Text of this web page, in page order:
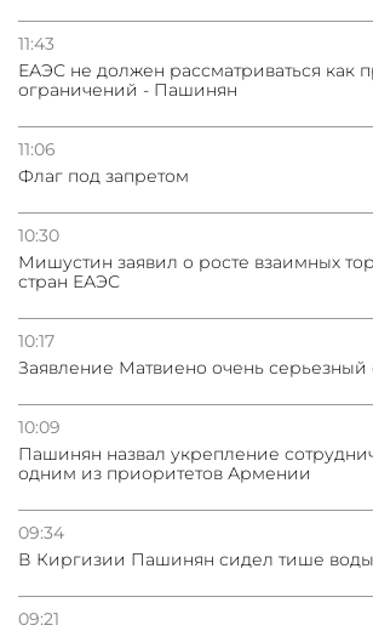
11:43
ЕАЭС не должен рассматриваться как
ограничений - Пашинян
11:06
Флаг под запретом
10:30
Мишустин заявил о росте взаимных
стран ЕАЭС
10:17
Заявление Матвиено очень серьезный
10:09
Пашинян назвал укрепление
одним из приоритетов Армении
09:34
В Киргизии Пашинян сидел тише
09:21